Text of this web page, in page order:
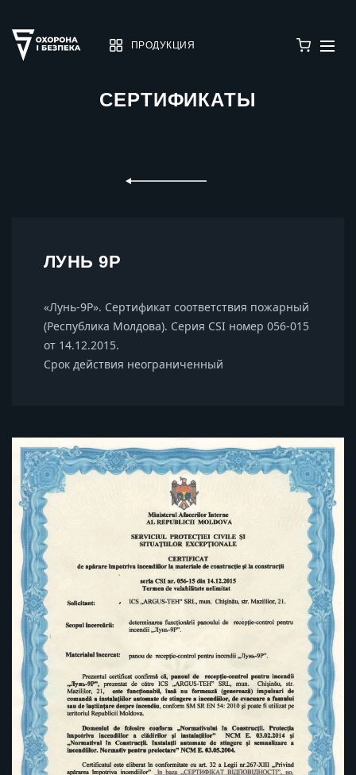
ПРОДУКЦИЯ
СЕРТИФИКАТЫ
ЛУНЬ 9P
«Лунь-9P». Сертификат соответствия пожарный
(Республика Молдова). Серия CSI номер 056-015
от 14.12.2015.
Срок действия неограниченный